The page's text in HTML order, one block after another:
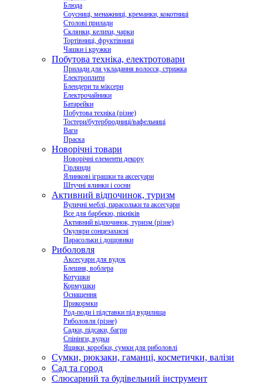
Блюда
Соусниці, менажниці, креманки, кокотниці
Столові прилади
Склянки, келихи, чарки
Тортівниці, фруктівниці
Чашки і кружки
Побутова техніка, електротовари
Прилади для укладання волосся, стрижка
Електроплити
Блендери та міксери
Електрочайники
Батарейки
Побутова техніка (різне)
Тостери/бутербродниці/вафельниці
Ваги
Праска
Новорічні товари
Новорічні елементи декору
Гірлянди
Ялинкові іграшки та аксесуари
Штучні ялинки і сосни
Активний відпочинок, туризм
Вуличні меблі, парасольки та аксесуари
Все для барбекю, пікніків
Активний відпочинок, туризм (різне)
Окуляри сонцезахисні
Парасольки і дощовики
Риболовля
Аксесуари для вудок
Блешня, воблера
Котушки
Кормушки
Оснащення
Прикормки
Род-поди і підставки під вудилища
Риболовля (різне)
Садки, підсаки, багри
Спінінги, вудки
Ящики, коробки, сумки для риболовлі
Сумки, рюкзаки, гаманці, косметички, валізи
Сад та город
Слюсарний та будівельний інструмент